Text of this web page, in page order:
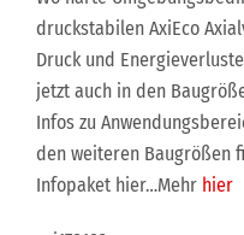
druckstabilen AxiEco
Druck und
jetzt auch in den
Infos zu
den weiteren Baugrößen
Infopaket hier…Mehr hier